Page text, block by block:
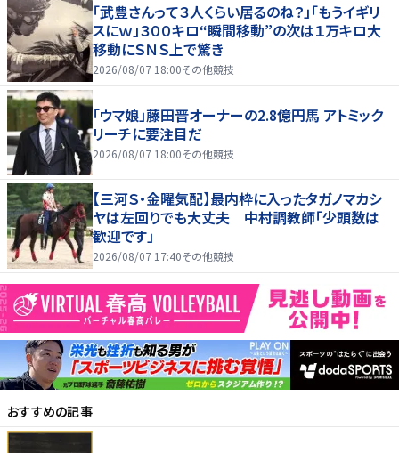
「武豊さんって３人くらい居るのね？」「もうイギリ
スにｗ」３００キロ“瞬間移動”の次は１万キロ大
移動にＳＮＳ上で驚き
2026/08/07 18:00その他競技
「ウマ娘」藤田晋オーナーの2.8億円馬 アトミック
リーチに要注目だ
2026/08/07 18:00その他競技
【三河Ｓ・金曜気配】最内枠に入ったタガノマカシ
ヤは左回りでも大丈夫 中村調教師「少頭数は
歓迎です」
2026/08/07 17:40その他競技
おすすめの記事